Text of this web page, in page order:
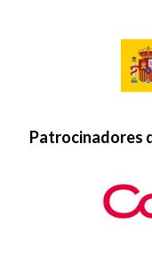
Patrocinadores